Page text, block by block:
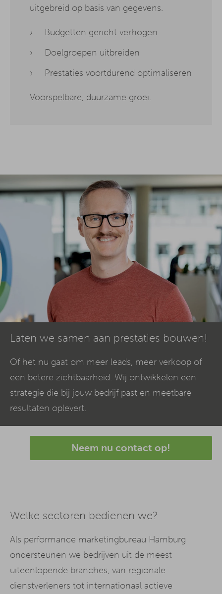
uitgebreid op basis van gegevens.
Budgetten gericht verhogen
Doelgroepen uitbreiden
Prestaties voortdurend optimaliseren
Voorspelbare, duurzame groei.
Laten we samen aan prestaties bouwen!
Of het nu gaat om meer leads, meer verkoop of
een betere zichtbaarheid. Wij ontwikkelen een
strategie die bij jouw bedrijf past en meetbare
resultaten oplevert.
Neem nu contact op!
Welke sectoren bedienen we?
Als performance marketingbureau Hamburg
ondersteunen we bedrijven uit de meest
uiteenlopende branches, van regionale
dienstverleners tot internationaal actieve